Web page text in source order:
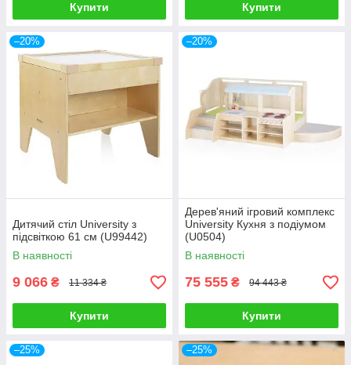
Купити Купити
–20%
Дитячий стіл University з
підсвіткою 61 см (U99442)
В наявності
9 066 ₴ 11 334 ₴
Купити
–20%
Дерев'яний ігровий комплекс
University Кухня з подіумом
(U0504)
В наявності
75 555 ₴ 94 443 ₴
Купити
–25% –25%